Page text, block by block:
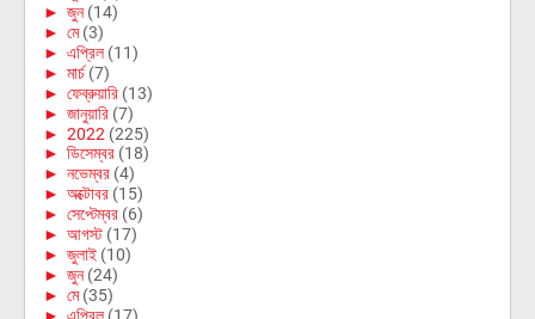
► জুন (14)
► মে (3)
► এপ্রিল (11)
► মার্চ (7)
► ফেব্রুয়ারি (13)
► জানুয়ারি (7)
► 2022 (225)
► ডিসেম্বর (18)
► নভেম্বর (4)
► অক্টোবর (15)
► সেপ্টেম্বর (6)
► আগস্ট (17)
► জুলাই (10)
► জুন (24)
► মে (35)